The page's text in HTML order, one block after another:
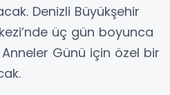
Denizli Büyükşehir
üç gün boyunca
Günü için özel bir